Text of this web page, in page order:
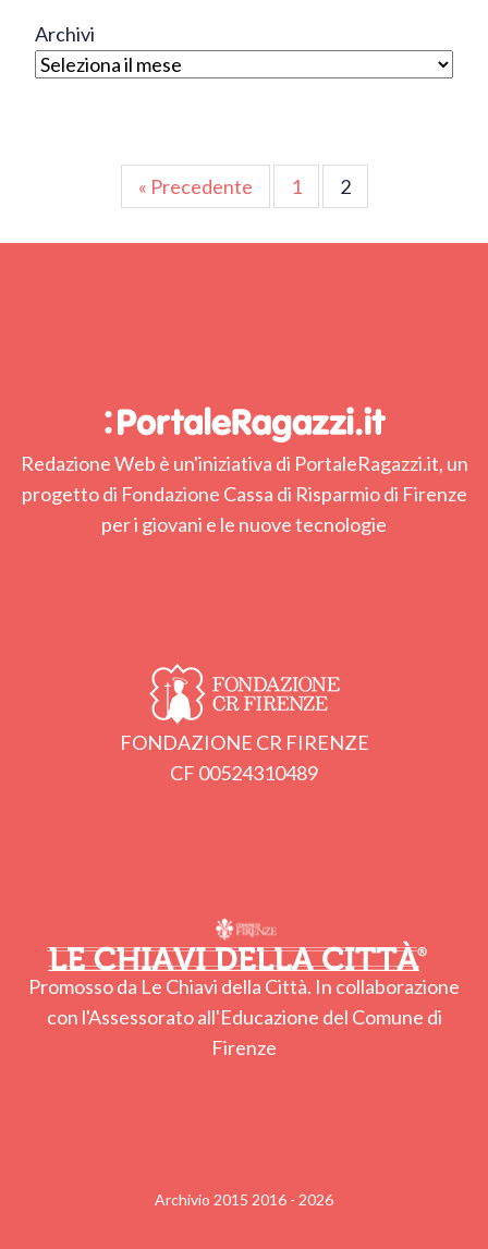
Archivi
Paginazione
degli
articoli
« Precedente 1 2
Redazione Web è un'iniziativa di PortaleRagazzi.it, un
progetto di Fondazione Cassa di Risparmio di Firenze
per i giovani e le nuove tecnologie
FONDAZIONE CR FIRENZE
CF 00524310489
Promosso da Le Chiavi della Città. In collaborazione
con l'Assessorato all'Educazione del Comune di
Firenze
Archivio 2015 2016 - 2026